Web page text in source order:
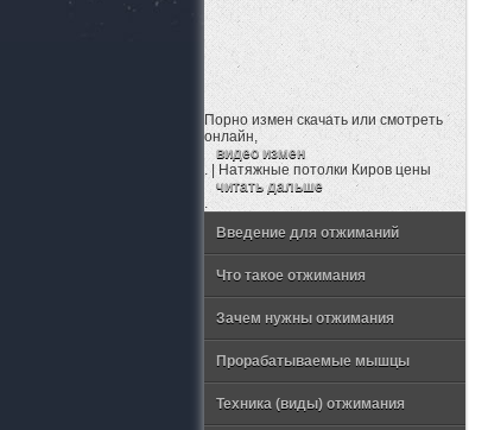
Порно измен скачать или смотреть
онлайн,
видео измен
. | Натяжные потолки Киров цены
читать дальше
.
Введение для отжиманий
Что такое отжимания
Зачем нужны отжимания
Прорабатываемые мышцы
Техника (виды) отжимания